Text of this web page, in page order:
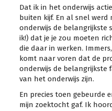
Dat ik in het onderwijs
buiten kijf. En al snel
onderwijs de belangrijkste
ik!) dat je je zou moeten
die daar in werken.
komt naar voren dat de
onderwijs de belangrijkste
van het onderwijs zijn.
En precies toen gebeurde
mijn zoektocht gaf. Ik